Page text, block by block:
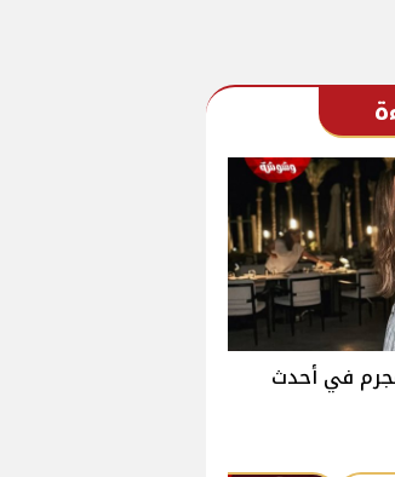
في أحدث